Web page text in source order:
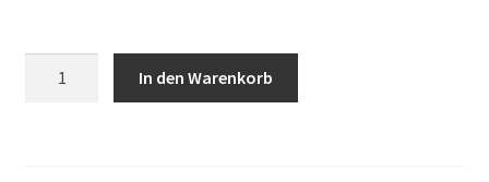
In den Warenkorb